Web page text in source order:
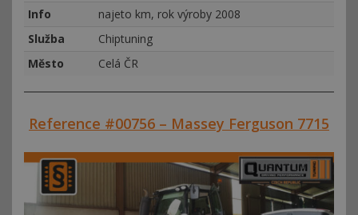
Info
najeto km, rok výroby 2008
Služba
Chiptuning
Město
Celá ČR
Reference #00756 – Massey Ferguson 7715